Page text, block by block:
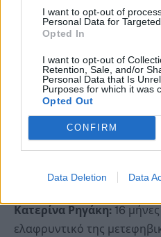
I want to opt-out of
Personal Data for
Opted In
I want to opt-out of
Retention, Sale, and/or
Personal Data that Is
Purposes for which it was
Opted Out
CONFIRM
Data Deletion Data
δάσους, παράνομη
καθύβριση
της Γιούργα.
Δήμητρα Μαργέτη:
ελαφρυντικό της
πλειοψηφία των τεσσάρων
Γιούργα, αρπαγή ανηλίκου.
Κατερίνα Ρηγάκη: 16
ελαφρυντικό της